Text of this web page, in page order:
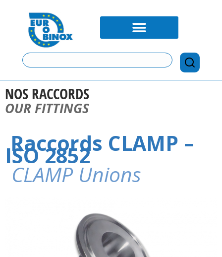
NOS RACCORDS
OUR FITTINGS
Raccords CLAMP –
ISO 2852
CLAMP Unions